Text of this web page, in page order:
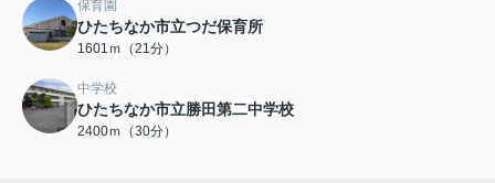
保育園
ひたちなか市立つだ保育所
1601ｍ（21分）
中学校
ひたちなか市立勝田第二中学校
2400ｍ（30分）